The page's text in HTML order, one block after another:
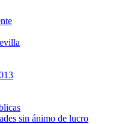
sin ánimo de lucro